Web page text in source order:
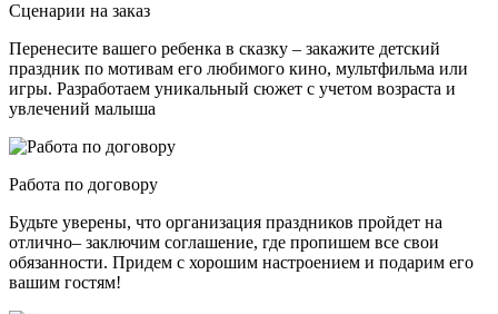
Сценарии на заказ
Перенесите вашего ребенка в сказку – закажите детский
праздник по мотивам его любимого кино, мультфильма или
игры. Разработаем уникальный сюжет с учетом возраста и
увлечений малыша
Работа по договору
Будьте уверены, что организация праздников пройдет на
отлично– заключим соглашение, где пропишем все свои
обязанности. Придем с хорошим настроением и подарим его
вашим гостям!